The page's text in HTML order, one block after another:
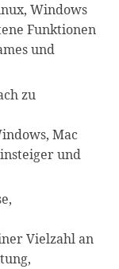
Windows
Funktionen
und
zu
Mac
und
Vielzahl an